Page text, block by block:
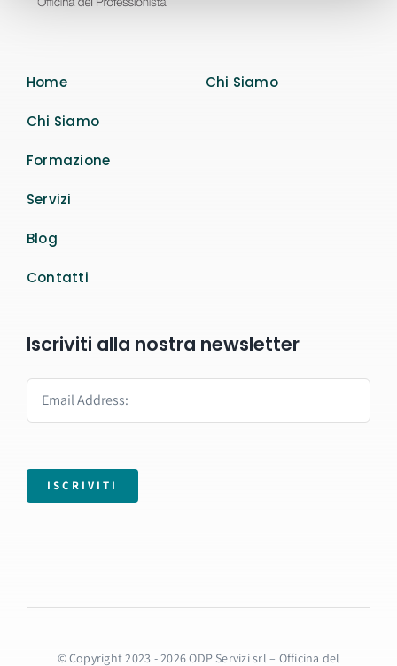
Home
Chi Siamo
Formazione
Servizi
Blog
Contatti
Chi Siamo
Iscriviti alla nostra newsletter
ISCRIVITI
© Copyright 2023 - 2026 ODP Servizi srl – Officina del